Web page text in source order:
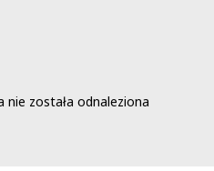
nie została odnaleziona